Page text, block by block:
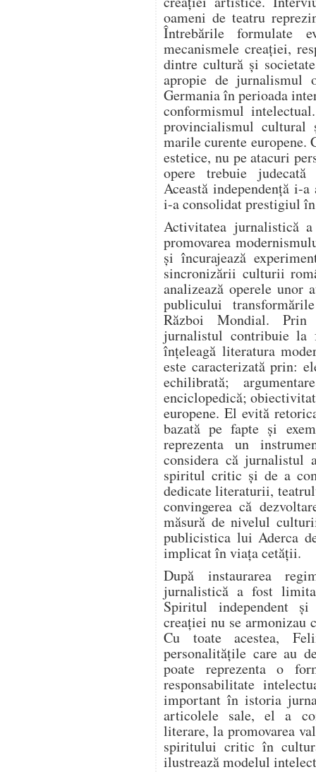
oameni de teatru
Întrebările formulate
mecanismele creației,
dintre cultură și
apropie de jurnalismul
Germania în perioada
conformismul
provincialismul
marile curente europene.
estetice, nu pe atacuri
opere trebuie
Această independență i-
i-a consolidat prestigiul
Activitatea jurnalistică
promovarea
și încurajează
sincronizării culturii
analizează operele unor
publicului
Război Mondial. Prin
jurnalistul contribuie la
înțeleagă literatura
este caracterizată prin:
echilibrată;
enciclopedică;
europene. El evită
bazată pe fapte și
reprezenta un
considera că jurnalistul
spiritul critic și de a
dedicate literaturii,
convingerea că
măsură de nivelul
publicistica lui Aderca
implicat în viața cetății.
După instaurarea
jurnalistică a fost
Spiritul independent
creației nu se armonizau
Cu toate acestea,
personalitățile care au
poate reprezenta o
responsabilitate
important în istoria
articolele sale, el a
literare, la promovarea
spiritului critic în
ilustrează modelul